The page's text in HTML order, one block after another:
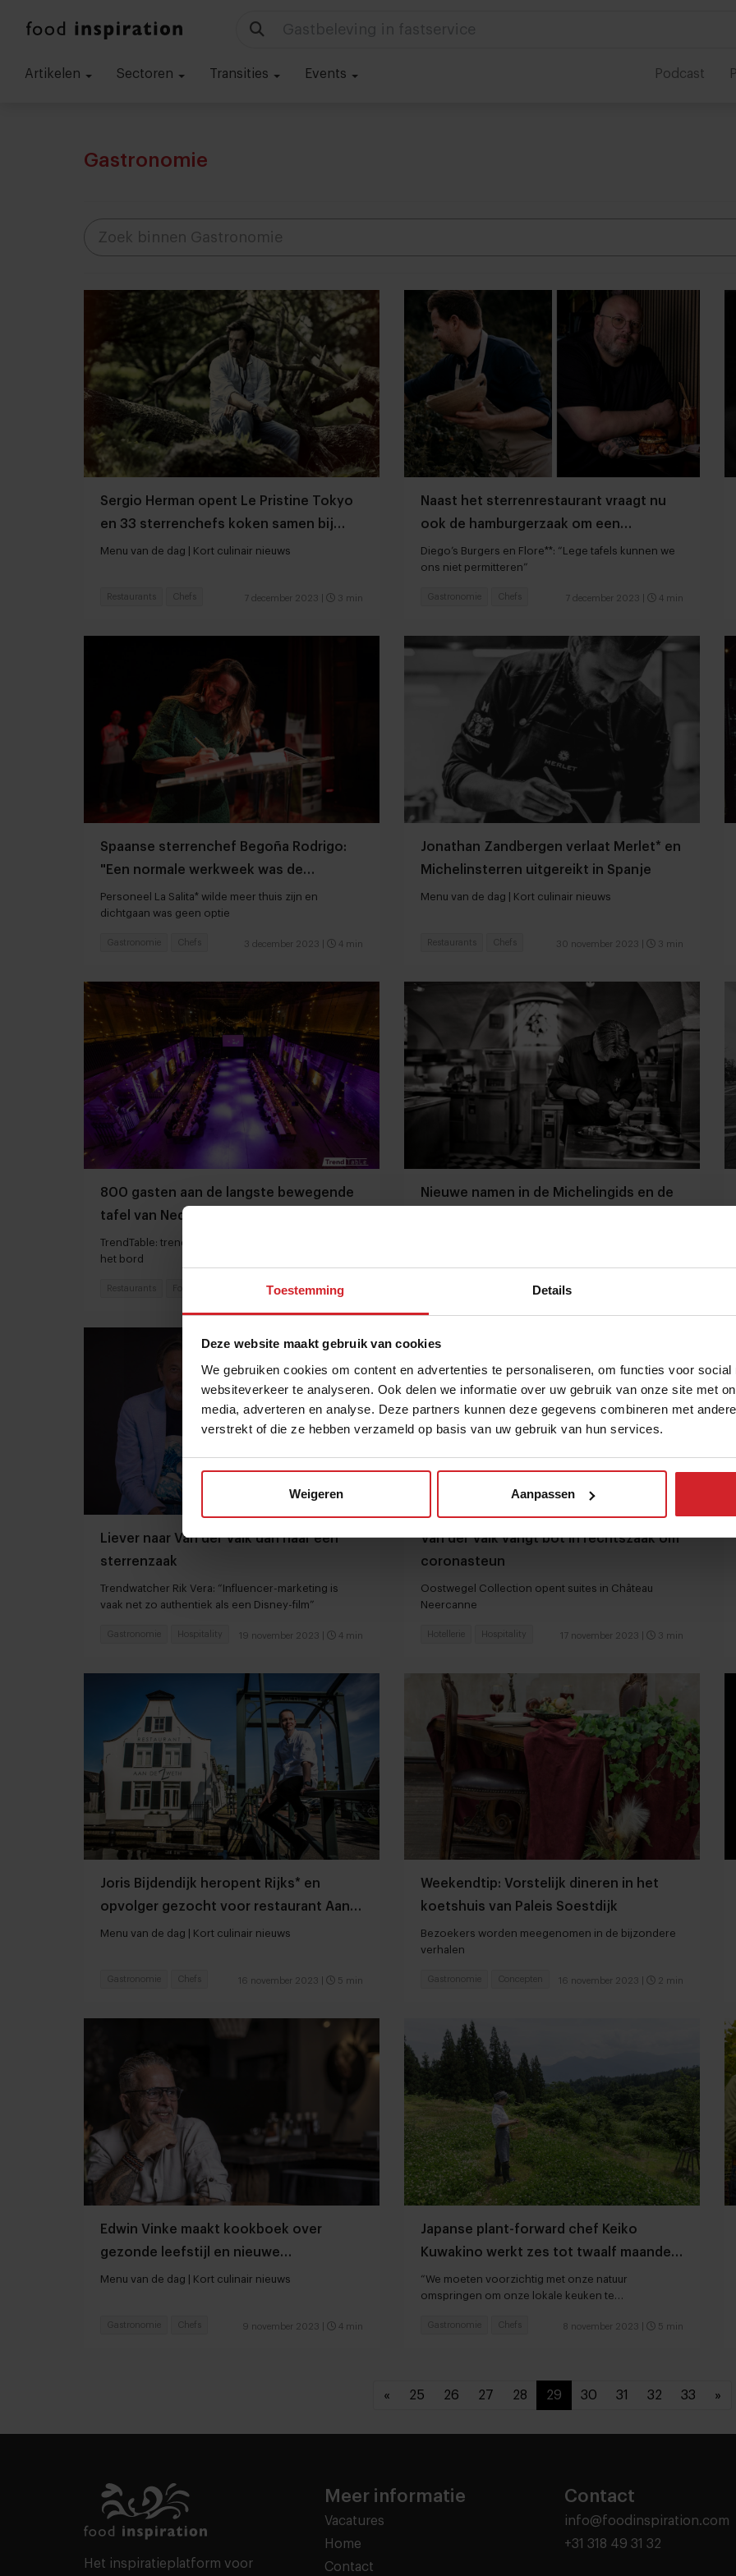
Toestemming Details
Deze website maakt gebruik van cookies
We gebruiken cookies om content en advertenties te personaliseren, om functies voor social
websiteverkeer te analyseren. Ook delen we informatie over uw gebruik van onze site met
media, adverteren en analyse. Deze partners kunnen deze gegevens combineren met
verstrekt of die ze hebben verzameld op basis van uw gebruik van hun services.
Weigeren Aanpassen
Gastbeleving in fastservice
Artikelen Sectoren Transities Events Podcast
Gastronomie
Sergio Herman opent Le Pristine Tokyo
en 33 sterrenchefs koken samen bij
Restaurant M
Menu van de dag | Kort culinair nieuws
7 december 2023 3 min
Restaurants Chefs
Naast het sterrenrestaurant vraagt nu
ook de hamburgerzaak om een
aanbetaling
Diego’s Burgers en Flore**: “Lege tafels kunnen we
ons niet permitteren”
7 december 2023 4 min
Gastronomie Chefs
Spaanse sterrenchef Begoña Rodrigo:
"Een normale werkweek was de
grootste uitdaging"
Personeel La Salita* wilde meer thuis zijn en
dichtgaan was geen optie
3 december 2023 4 min
Gastronomie Chefs
Jonathan Zandbergen verlaat Merlet* en
Michelinsterren uitgereikt in Spanje
Menu van de dag | Kort culinair nieuws
30 november 2023 3 min
Restaurants Chefs
800 gasten aan de langste bewegende
tafel van Nederland
TrendTable: trends en transities uniek vertaald naar
het bord
25 november 2023| 4 min
Restaurants
Nieuwe namen in de Michelingids en de
23 november 2023
Liever naar Van der Valk dan naar een
sterrenzaak
Trendwatcher Rik Vera: “Influencer-marketing is
vaak net zo authentiek als een Disney-film”
19 november 2023 4 min
Gastronomie Hospitality
Van der Valk vangt bot in rechtszaak om
coronasteun
Oostwegel Collection opent suites in Château
Neercanne
17 november 2023 3 min
Hotellerie Hospitality
Joris Bijdendijk heropent Rijks* en
opvolger gezocht voor restaurant Aan
de Zweth*
Menu van de dag | Kort culinair nieuws
16 november 2023 5 min
Gastronomie Chefs
Weekendtip: Vorstelijk dineren in het
koetshuis van Paleis Soestdijk
Bezoekers worden meegenomen in de bijzondere
verhalen
16 november 2023 2 min
Gastronomie Concepten
Edwin Vinke maakt kookboek over
gezonde leefstijl en nieuwe
Michelinsterren in New York
Menu van de dag | Kort culinair nieuws
9 november 2023 4 min
Gastronomie Chefs
Japanse plant-forward chef Keiko
Kuwakino werkt zes tot twaalf maanden
vooruit
“We moeten voorzichtig met onze natuur
omspringen om onze lokale keuken te
8 november 2023 5 min
Gastronomie Chefs
« 25 26 27 28 29 30 31 32 33 »
Het inspiratieplatform voor
Meer informatie
Vacatures
Home
Contact
Contact
info@foodinspiration.com
+31 318 49 31 32